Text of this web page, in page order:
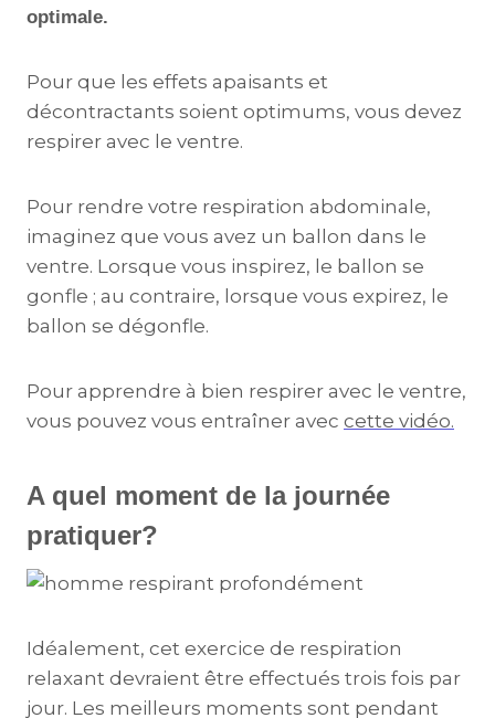
optimale.
Pour que les effets apaisants et
décontractants soient optimums, vous devez
respirer avec le ventre.
Pour rendre votre respiration abdominale,
imaginez que vous avez un ballon dans le
ventre. Lorsque vous inspirez, le ballon se
gonfle ; au contraire, lorsque vous expirez, le
ballon se dégonfle.
Pour apprendre à bien respirer avec le ventre,
vous pouvez vous entraîner avec cette vidéo.
A quel moment de la journée
pratiquer?
Idéalement, cet exercice de respiration
relaxant devraient être effectués trois fois par
jour. Les meilleurs moments sont pendant